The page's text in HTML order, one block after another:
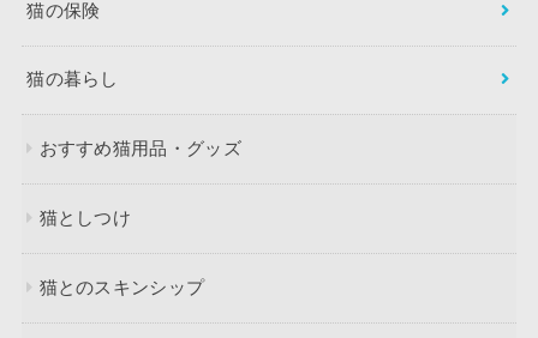
猫の保険
猫の暮らし
おすすめ猫用品・グッズ
猫としつけ
猫とのスキンシップ